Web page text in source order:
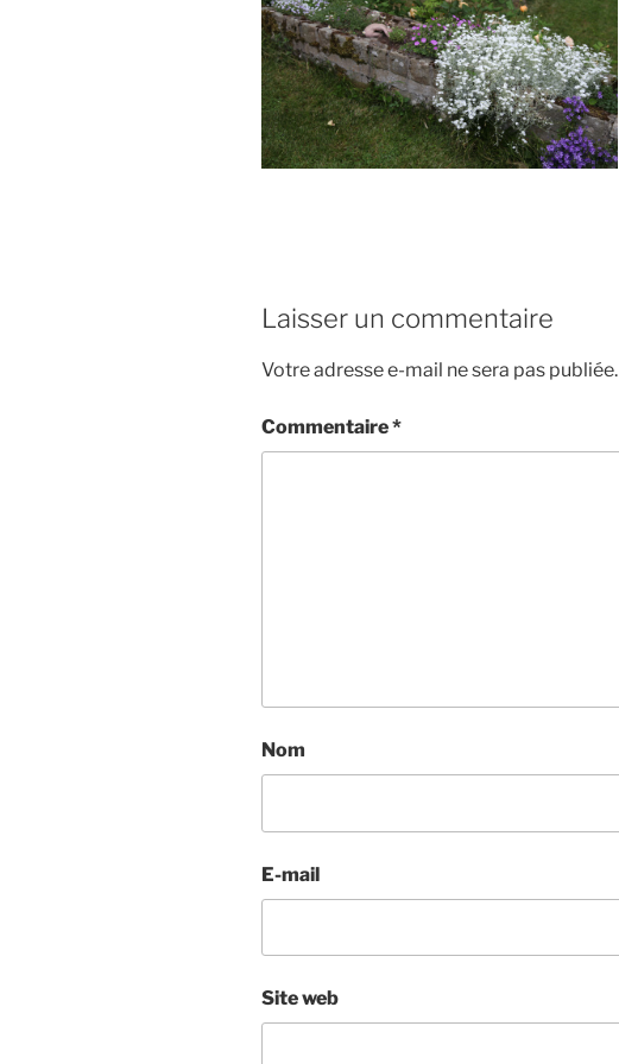
Laisser un commentaire
Votre adresse e-mail ne sera pas publiée.
Commentaire*
Nom
E-mail
Site web